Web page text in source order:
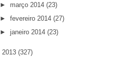
► março 2014 (23)
► fevereiro 2014 (27)
► janeiro 2014 (23)
2013 (327)